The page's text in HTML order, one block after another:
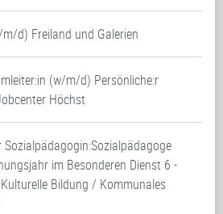
d) Freiland und Galerien
(w/m/d) Persönliche:r
Höchst
im Besonderen Dienst 6 -
Bildung / Kommunales